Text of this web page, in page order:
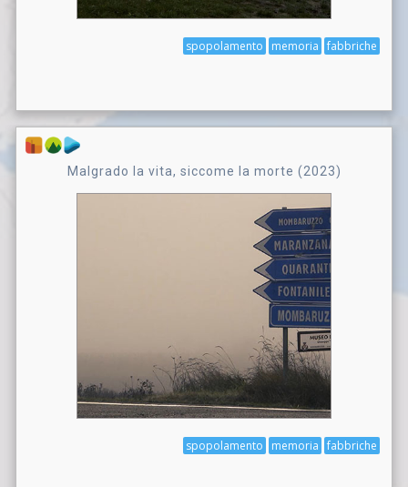
fabbriche
memoria
spopolamento
Malgrado la vita, siccome la morte (2023)
fabbriche
memoria
spopolamento